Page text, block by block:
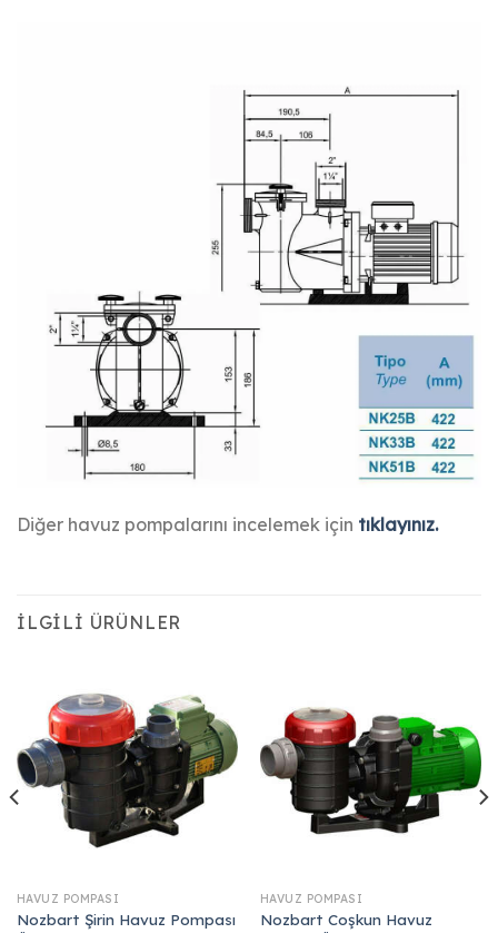
Diğer havuz pompalarını incelemek için tıklayınız.
İLGILI ÜRÜNLER
HAVUZ POMPASI
Nozbart Şirin Havuz Pompası
HAVUZ POMPASI
Nozbart Coşkun Havuz